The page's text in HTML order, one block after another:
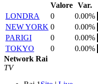
Valore Var.
LONDRA
0
0.00%
NEW YORK 0
0.00%
PARIGI
0
0.00%
TOKYO
0
0.00%
Network Rai
TV